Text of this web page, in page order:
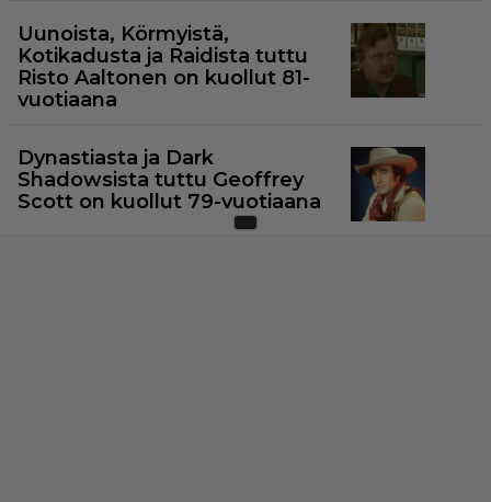
Uunoista, Körmyistä,
Kotikadusta ja Raidista tuttu
Risto Aaltonen on kuollut 81-
vuotiaana
Dynastiasta ja Dark
Shadowsista tuttu Geoffrey
Scott on kuollut 79-vuotiaana